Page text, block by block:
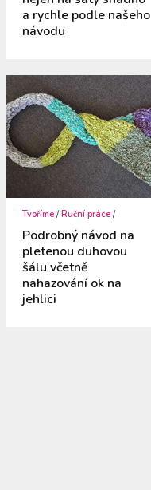
a rychle podle našeho
návodu
Tvoříme /Ruční práce /
Podrobný návod na
pletenou duhovou
šálu včetně
nahazování ok na
jehlici